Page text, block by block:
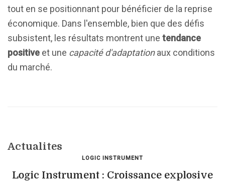
tout en se positionnant pour bénéficier de la reprise
économique. Dans l'ensemble, bien que des défis
subsistent, les résultats montrent une tendance
positive et une capacité d'adaptationaux conditions
du marché.
Actualites
LOGIC INSTRUMENT
Logic Instrument : Croissance explosive